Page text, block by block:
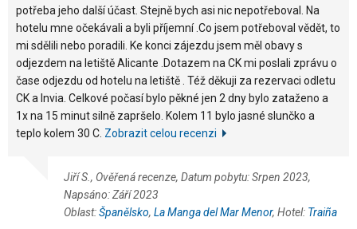
potřeba jeho další účast. Stejně bych asi nic nepotřeboval. Na
hotelu mne očekávali a byli příjemní .Co jsem potřeboval vědět, to
mi sdělili nebo poradili. Ke konci zájezdu jsem měl obavy s
odjezdem na letiště Alicante .Dotazem na CK mi poslali zprávu o
čase odjezdu od hotelu na letiště . Též děkuji za rezervaci odletu
CK a Invia. Celkové počasí bylo pěkné jen 2 dny bylo zataženo a
1x na 15 minut silně zapršelo. Kolem 11 bylo jasné slunčko a
teplo kolem 30 C. Zobrazit celou recenzi
Jiří S., Ověřená recenze, Datum pobytu: Srpen 2023,
Napsáno: Září 2023
Oblast:Španělsko, La Manga del Mar Menor, Hotel: Traiña